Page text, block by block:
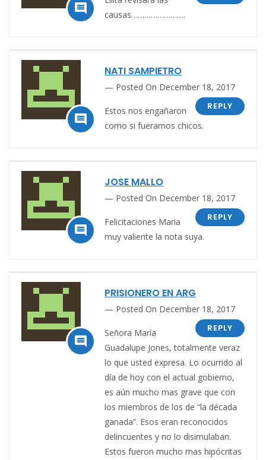

causas…………………….

NATI SAMPIETRO
Posted On December 18, 2017
REPLY
Estos nos engañaron
como si fueramos chicos.

JOSE MALLO
Posted On December 18, 2017
REPLY
Felicitaciones Maria
muy valiente la nota suya.

PRISIONERO EN ARG
Posted On December 18, 2017
REPLY
Señora María
Guadalupe Jones, totalmente veraz
lo que usted expresa. Lo ocurrido al
día de hoy con el actual gobierno,
es aún mucho mas grave que con
los miembros de los de “la década
ganada”. Esos eran reconocidos
delincuentes y no lo disimulaban.
Estos fueron mucho mas hipócritas